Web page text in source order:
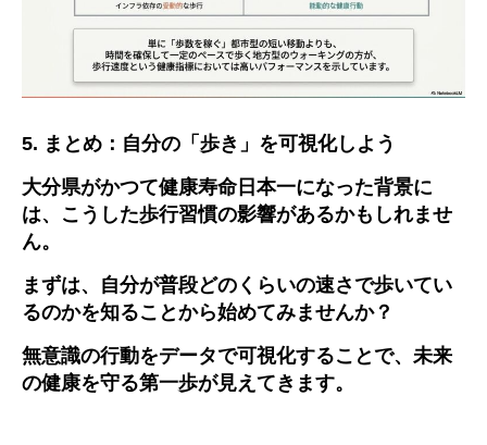
5. まとめ：自分の「歩き」を可視化しよう
大分県がかつて健康寿命日本一になった背景に
は、こうした歩行習慣の影響があるかもしれませ
ん。
まずは、自分が普段どのくらいの速さで歩いてい
るのかを知ることから始めてみませんか？
無意識の行動をデータで可視化することで、未来
の健康を守る第一歩が見えてきます。